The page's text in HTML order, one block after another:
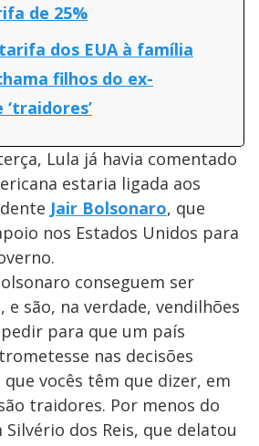
de 25%
dos EUA à família
filhos do ex-
Lula já havia comentado
estaria ligada aos
Jair Bolsonaro, que
nos Estados Unidos para
conseguem ser
e são, na verdade, vendilhões
para que um país
nas decisões
que vocês têm que dizer, em
traidores. Por menos do
Silvério dos Reis, que delatou